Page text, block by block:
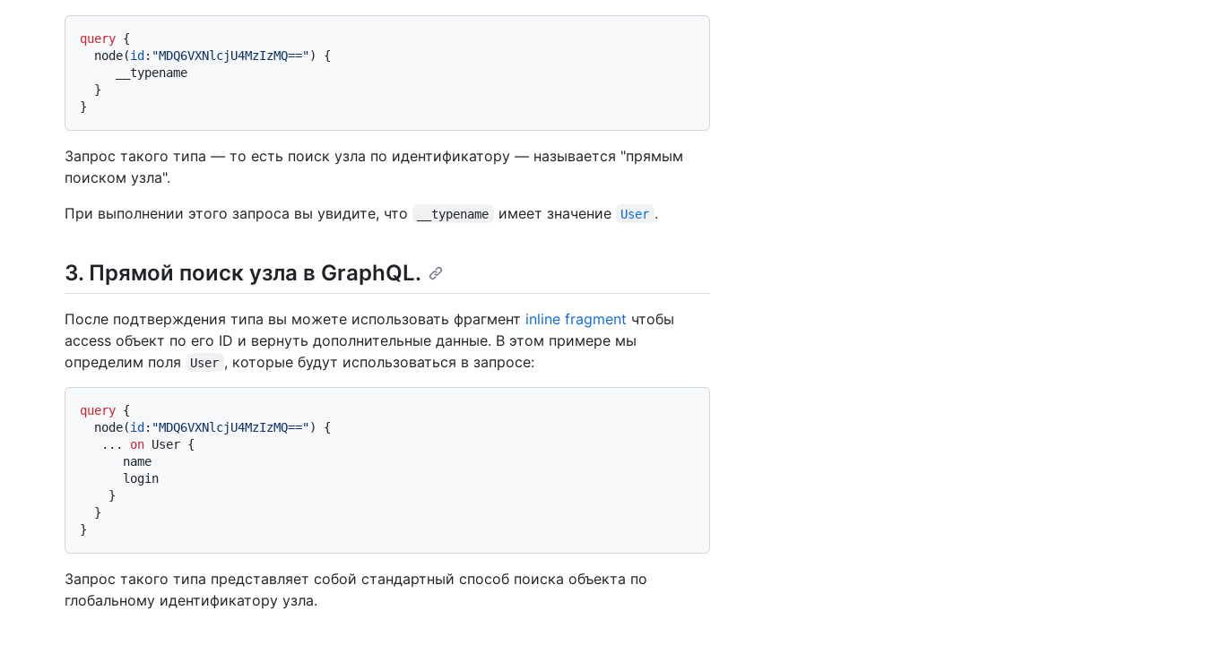
query {
  node
(id: "MDQ6VXNlcjU4MzIzMQ==")
{
}
}
Запрос такого типа — то есть поиск узла по идентификатору — называется "прямым
поиском узла".
При выполнении этого запроса вы увидите, что
__typename имеет значение User .
3. Прямой поиск узла в GraphQL.
После подтверждения типа вы можете использовать фрагмент inline fragment чтобы
access объект по его ID и вернуть дополнительные данные. В этом примере мы
определим поля
User , которые будут использоваться в запросе:
query {
  node
(id : "MDQ6VXNlcjU4MzIzMQ==")
{
...
on User {
}
}
}
Запрос такого типа представляет собой стандартный способ поиска объекта по
глобальному идентификатору узла.